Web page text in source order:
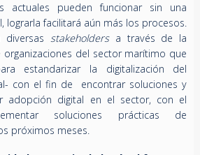
actuales pueden funcionar sin una
lograrla facilitará aún más los procesos.
diversas stakeholdersa través de la
organizaciones del sector marítimo que
estandarizar la digitalización del
con el fin de encontrar soluciones y
adopción digital en el sector, con el
soluciones prácticas de
próximos meses.